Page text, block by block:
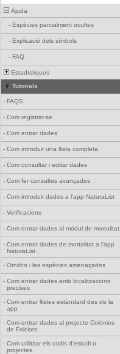
Ajuda
- Espècies parcialment ocultes
- Explicació dels símbols
- FAQ
Estadístiques
Tutorials
- FAQS
- Com registrar-se
- Com entrar dades
- Com introduir una llista completa
- Com consultar i editar dades
- Com fer consultes avançades
- Com introduir dades a l'app NaturaList
- Verificacions
- Com entrar dades al mòdul de mortalitat
- Com entrar dades de mortalitat a l'app
NaturaList
- Ornitho i les espècies amenaçades
- Com entrar dades amb localitzacions
precises
- Com entrar llistes estàndard des de la
app
- Com entrar dades al projecte Colònies
de Falciots
- Com utilitzar els codis d'estudi o
projectes